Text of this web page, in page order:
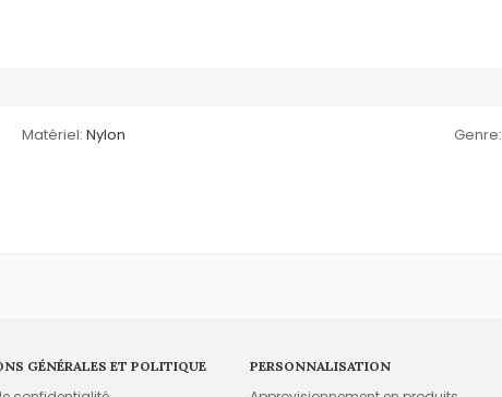
Matériel: Nylon Genre:
GÉNÉRALES ET POLITIQUE PERSONNALISATION